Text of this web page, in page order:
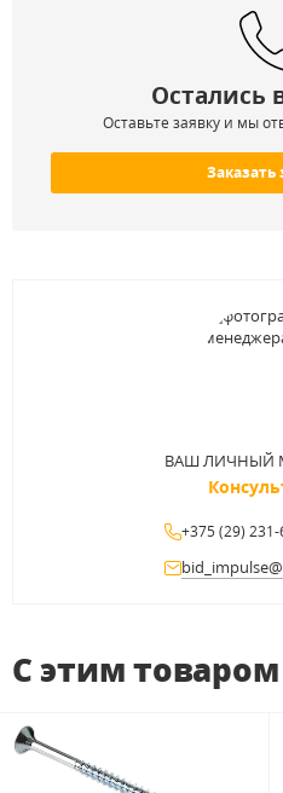
Остались
Оставьте заявку и мы
Заказать
ВАШ ЛИЧНЫЙ
+375 (29)
С этим